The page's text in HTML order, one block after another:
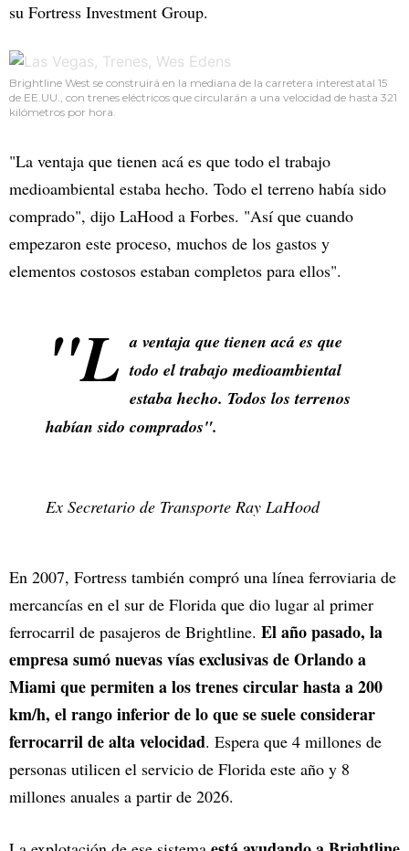
su Fortress Investment Group.
Brightline West se construirá en la mediana de la carretera interestatal 15
de EE.UU., con trenes eléctricos que circularán a una velocidad de hasta 321
kilómetros por hora.
"La ventaja que tienen acá es que todo el trabajo
medioambiental estaba hecho. Todo el terreno había sido
comprado", dijo LaHood a Forbes. "Así que cuando
empezaron este proceso, muchos de los gastos y
elementos costosos estaban completos para ellos".
"L a ventaja que tienen acá es que
todo el trabajo medioambiental
estaba hecho. Todos los terrenos
habían sido comprados".
Ex Secretario de Transporte Ray LaHood
En 2007, Fortress también compró una línea ferroviaria de
mercancías en el sur de Florida que dio lugar al primer
ferrocarril de pasajeros de Brightline. El año pasado, la
empresa sumó nuevas vías exclusivas de Orlando a
Miami que permiten a los trenes circular hasta a 200
km/h, el rango inferior de lo que se suele considerar
ferrocarril de alta velocidad. Espera que 4 millones de
personas utilicen el servicio de Florida este año y 8
millones anuales a partir de 2026.